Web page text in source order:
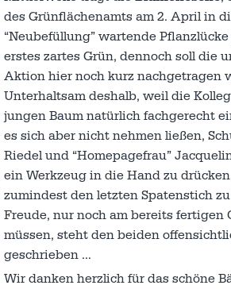
des Grünflächenamts am 2. April in
“Neubefüllung” wartende
erstes zartes Grün, dennoch soll die
Aktion hier noch kurz nachgetragen
Unterhaltsam deshalb, weil die
jungen Baum natürlich fachgerecht
es sich aber nicht nehmen ließen,
Riedel und “Homepagefrau”
ein Werkzeug in die Hand zu
zumindest den letzten Spatenstich
Freude, nur noch am bereits fertigen
müssen, steht den beiden
geschrieben …
Wir danken herzlich für das schöne